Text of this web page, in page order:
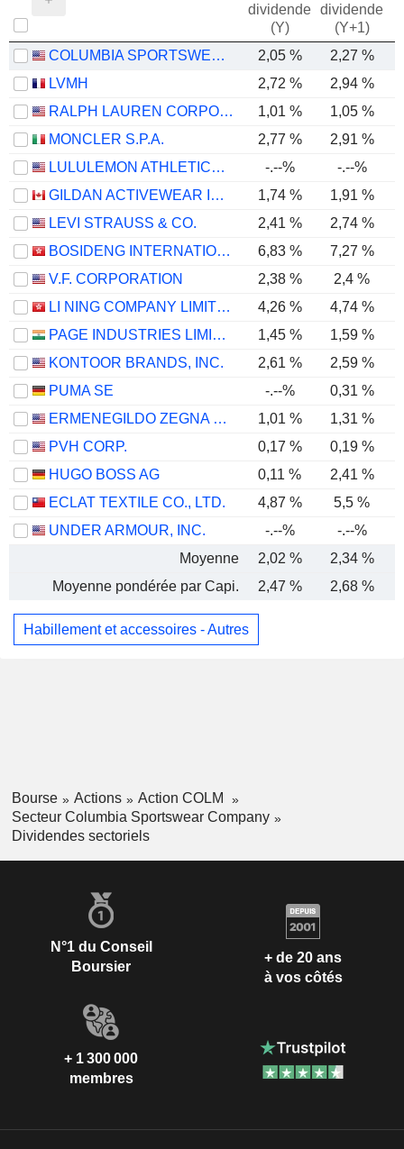
dividende
(Y)
dividende
(Y+1)
COLUMBIA SPORTSWEAR COMPANY 2,05 % 2,27 %
LVMH
2,72 %
2,94 %
RALPH LAUREN CORPORATION
1,01 % 1,05 %
MONCLER S.P.A.
2,77 % 2,91 %
LULULEMON ATHLETICA INC.
-.--% -.--%
GILDAN ACTIVEWEAR INC.
1,74 % 1,91 %
LEVI STRAUSS & CO.
2,41 % 2,74 %
BOSIDENG INTERNATIONAL HOLDINGS LIMITED
6,83 % 7,27 %
V.F. CORPORATION
2,38 % 2,4 %
LI NING COMPANY LIMITED
4,26 % 4,74 %
PAGE INDUSTRIES LIMITED
1,45 % 1,59 %
KONTOOR BRANDS, INC.
2,61 % 2,59 %
PUMA SE
-.--% 0,31 %
ERMENEGILDO ZEGNA N.V.
1,01 % 1,31 %
PVH CORP.
0,17 %
0,19 %
HUGO BOSS AG
0,11 %
2,41 %
ECLAT TEXTILE CO., LTD.
4,87 % 5,5 %
UNDER ARMOUR, INC.
-.--% -.--%
Moyenne
2,02 % 2,34 %
Moyenne pondérée par Capi.
2,47 % 2,68 %
Habillement et accessoires - Autres
Bourse Actions
Action COLM
Secteur Columbia Sportswear Company
Dividendes sectoriels
N°1 du Conseil
Boursier
+ de 20 ans
à vos côtés
+ 1 300 000
membres